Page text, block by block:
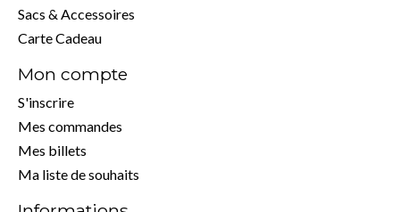
Sacs & Accessoires
Carte Cadeau
Mon compte
S'inscrire
Mes commandes
Mes billets
Ma liste de souhaits